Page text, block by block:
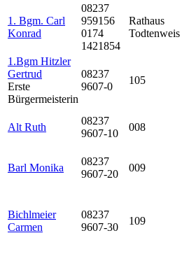
1. Bgm. Carl
Konrad
08237
959156
0174
1421854
Rathaus
Todtenweis
1.Bgm Hitzler
Gertrud
Erste
Bürgermeisterin
08237
9607-0
105
Alt Ruth
08237
9607-10
008
Barl Monika
08237
9607-20
009
Bichlmeier
Carmen
08237
9607-30
109